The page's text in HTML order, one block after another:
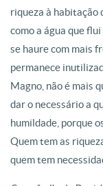
riqueza à habitação
como a água que
se haure com mais
permanece
Magno, não é mais
dar o necessário a
humildade, porque
Quem tem as
quem tem